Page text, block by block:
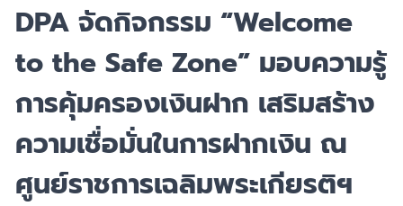
DPA จัดกิจกรรม “Welcome
to the Safe Zone” มอบความรู้
การคุ้มครองเงินฝาก เสริมสร้าง
ความเชื่อมั่นในการฝากเงิน ณ
ศูนย์ราชการเฉลิมพระเกียรติฯ